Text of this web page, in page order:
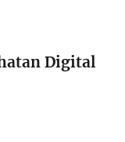
Digital